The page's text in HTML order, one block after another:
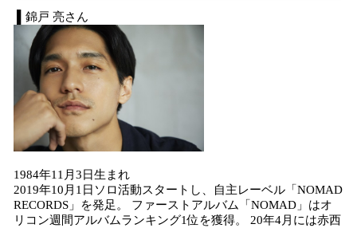
▌錦戸 亮さん
1984年11月3日生まれ
2019年10月1日ソロ活動スタートし、自主レーベル「NOMAD
RECORDS」を発足。 ファーストアルバム「NOMAD」はオ
リコン週間アルバムランキング1位を獲得。 20年4月には赤西